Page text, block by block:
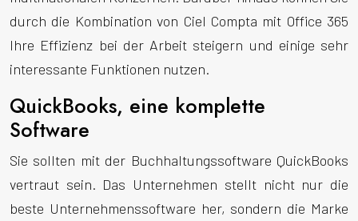
durch die Kombination von Ciel Compta mit Office 365
Ihre Effizienz bei der Arbeit steigern und einige sehr
interessante Funktionen nutzen.
QuickBooks, eine komplette
Software
Sie sollten mit der Buchhaltungssoftware QuickBooks
vertraut sein. Das Unternehmen stellt nicht nur die
beste Unternehmenssoftware her, sondern die Marke